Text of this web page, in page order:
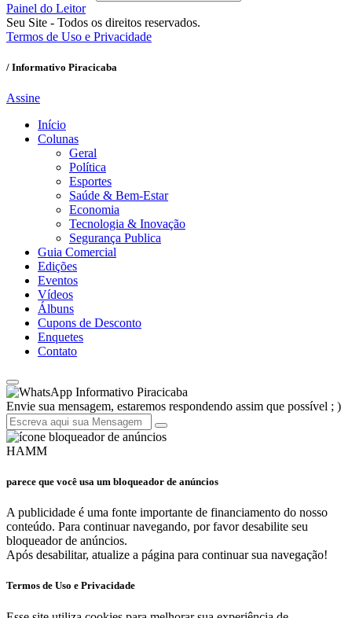
Painel do Leitor
Seu Site - Todos os direitos reservados.
Termos de Uso e Privacidade
/ Informativo Piracicaba
Assine
Início
Colunas
Geral
Política
Esportes
Saúde & Bem-Estar
Economia
Tecnologia & Inovação
Segurança Publica
Guia Comercial
Edições
Eventos
Vídeos
Álbuns
Cupons de Desconto
Enquetes
Contato
Informativo Piracicaba
Envie sua mensagem, estaremos respondendo assim que possível ; )
HAMM
parece que você usa um bloqueador de anúncios
A publicidade é uma fonte importante de financiamento do nosso
conteúdo. Para continuar navegando, por favor desabilite seu
bloqueador de anúncios.
Após desabilitar, atualize a página para continuar sua navegação!
Termos de Uso e Privacidade